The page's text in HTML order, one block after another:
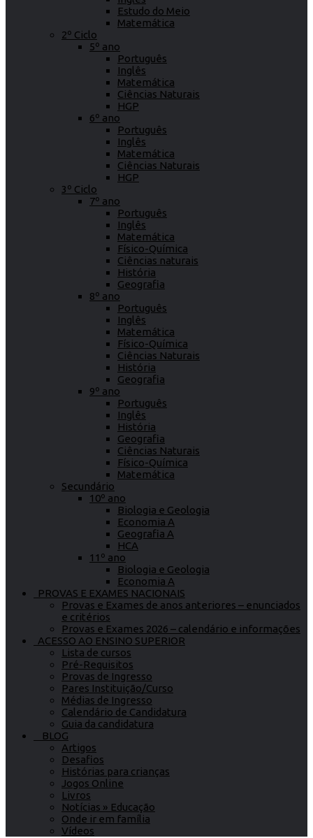
Estudo do Meio
Matemática
2º Ciclo
5º ano
Português
Inglês
Matemática
Ciências Naturais
HGP
6º ano
Português
Inglês
Matemática
Ciências Naturais
HGP
3º Ciclo
7º ano
Português
Inglês
Matemática
Físico-Química
Ciências naturais
História
Geografia
8º ano
Português
Inglês
Matemática
Físico-Química
Ciências Naturais
História
Geografia
9º ano
Português
Inglês
História
Geografia
Ciências Naturais
Físico-Química
Matemática
Secundário
10º ano
Biologia e Geologia
Economia A
Geografia A
HCA
11º ano
Biologia e Geologia
Economia A
PROVAS E EXAMES NACIONAIS
Provas e Exames de anos anteriores – enunciados
e critérios
Provas e Exames 2026 – calendário e informações
ACESSO AO ENSINO SUPERIOR
Lista de cursos
Pré-Requisitos
Provas de Ingresso
Pares Instituição/Curso
Médias de Ingresso
Calendário de Candidatura
Guia da candidatura
BLOG
Artigos
Desafios
Histórias para crianças
Jogos Online
Livros
Notícias » Educação
Onde ir em família
Vídeos